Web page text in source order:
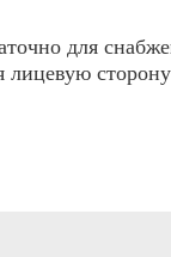
для
лицевую